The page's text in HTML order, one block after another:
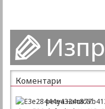
Коментари
petya написа: